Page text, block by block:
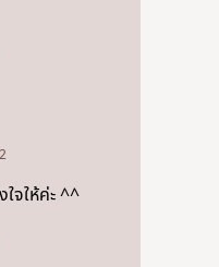
จให้ค่ะ ^^